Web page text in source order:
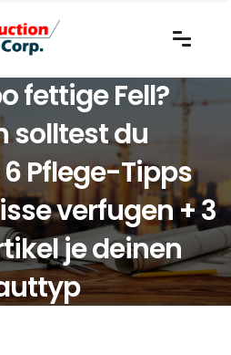
fettige Fell?
solltest du
Pflege-Tipps
verfugen + 3
je deinen